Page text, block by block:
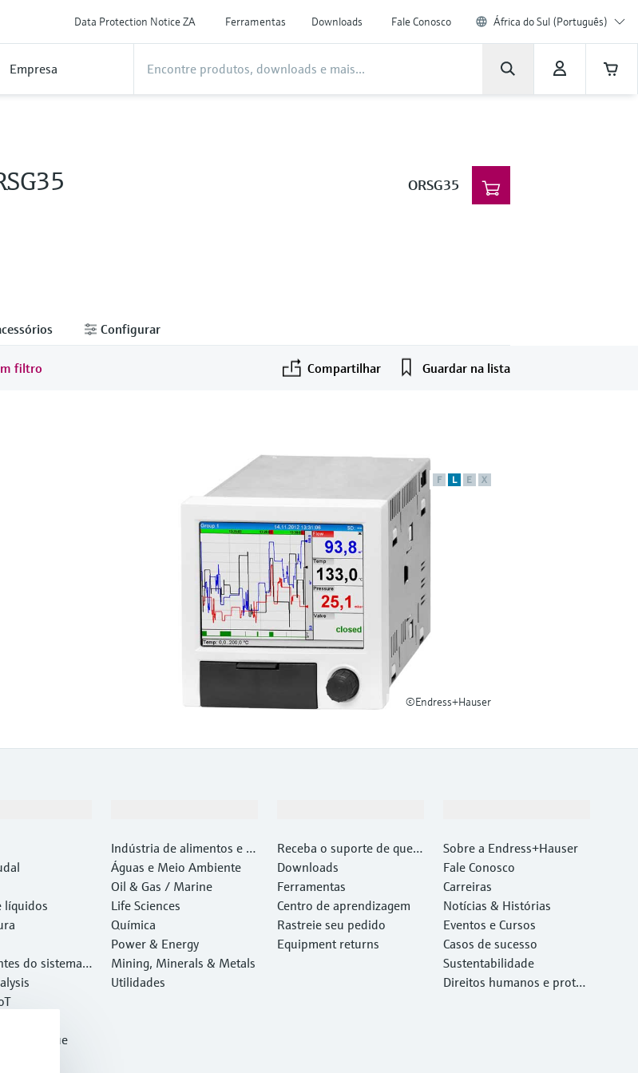
Data Protection Notice ZA Ferramentas Downloads Fale Conosco África do Sul (Português)
Empresa
ORSG35
Configurar
filtro Compartilhar Guardar na lista
F L E X
©Endress+Hauser
líquidos
do sistema e
de dados
destaque
Indústria de alimentos e b
ebidas
Águas e Meio Ambiente
Oil & Gas / Marine
Life Sciences
Química
Power & Energy
Mining, Minerals & Metals
Utilidades
Receba o suporte de que v
ocê precisa, rapidamente!
Downloads
Ferramentas
Centro de aprendizagem
Rastreie seu pedido
Equipment returns
Sobre a Endress+Hauser
Fale Conosco
Carreiras
Notícias & Histórias
Eventos e Cursos
Casos de sucesso
Sustentabilidade
Direitos humanos e proteç